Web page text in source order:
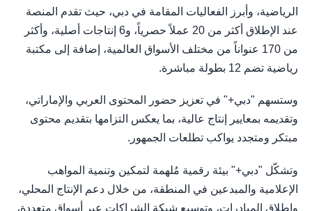
الرياضية، وأبرز الفعاليات المقامة في دبي، حيث تقدم المنصة
عند الإطلاق أكثر من 20 عملاً حصرياً، و6 إنتاجات أصلية، وأكثر
من 170 عنواناً من مختلف الأسواق العالمية، إضافة إلى مكتبة
رياضية تضم 12 بطولة مباشرة.
وستسهم "دبي+" في تعزيز حضور المحتوى العربي والإماراتي،
وتقديمه بمعايير إنتاج عالية، بما يعكس التزامها بتقديم محتوى
مبتكر ومتجدد يواكب تطلعات الجمهور.
وتشكّل "دبي+" بيئة رقمية مُلهمة لتمكين وتنمية المواهب
الإعلامية والمبدعين في المنطقة، من خلال دعم الإنتاج المحلي،
وإطلاق المبادرات، وتوسيع شبكة الشراكات عبر أسواق متعددة،